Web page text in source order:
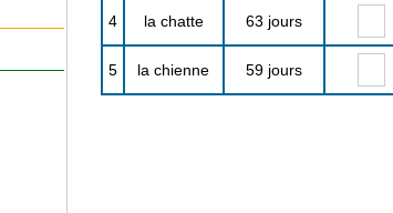
4 la chatte 63 jours
5 la chienne 59 jours